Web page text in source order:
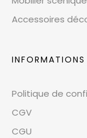
Accessoires
INFORMATIONS
Politique de
CGV
CGU